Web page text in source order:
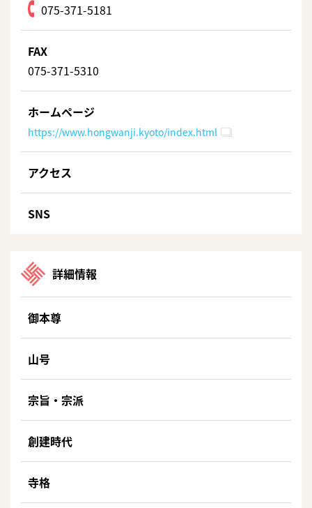
075-371-5181
FAX
075-371-5310
ホームページ
https://www.hongwanji.kyoto/index.html
アクセス
SNS
詳細情報
御本尊
山号
宗旨・宗派
創建時代
寺格